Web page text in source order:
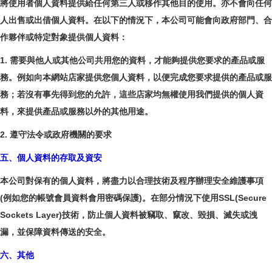
將使用者個人資料提供給任何第三人或移作其他目的使用。亦不會向任何
人出售或出借個人資料。在以下的情況下，本公司可能會向政府部門、合
作夥伴或特定對象提供個人資料：
1. 需要與他人或其他公司共用您的資料，才能夠提供您要求的產品或服
務。例如向本網站店家提供您個人資料，以便完成您要求提供的產品或服
務；若沒有事先得到您的允許，這些店家均無權使用我們提供的個人資
料，來提供產品或服務以外的其他用途。
2. 遵守法令或政府機關的要求
五、個人資料的存取及資安
本公司對保有的個人資料，將盡力以合理技術及程序辦理安全維護事項
(例如您的帳號會員資料會用密碼保護)。在部分情況下使用SSL(Secure
Sockets Layer)技術，防止個人資料被竊取、竄改、毀損、滅失或洩
漏，並保障資料傳送的安全。
六、其他